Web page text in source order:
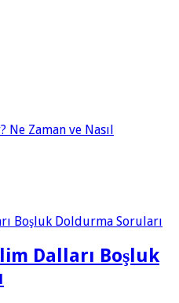
Zaman ve Nasıl
Dalları Boşluk